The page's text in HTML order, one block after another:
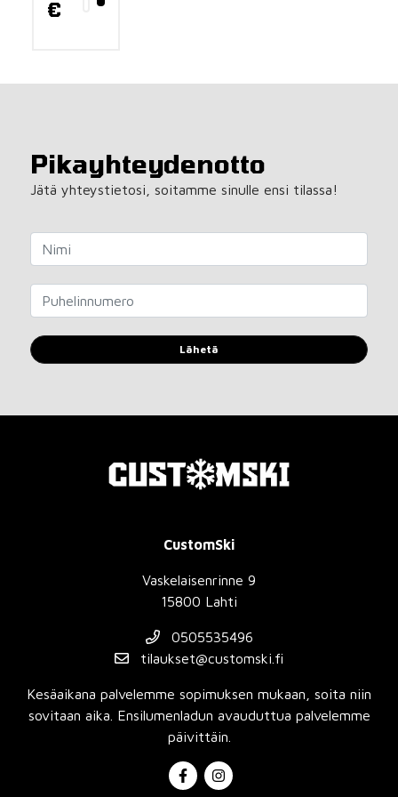
€
Pikayhteydenotto
Jätä yhteystietosi, soitamme sinulle ensi tilassa!
Lähetä
CustomSki
Vaskelaisenrinne 9
15800 Lahti
0505535496
tilaukset@customski.fi
Kesäaikana palvelemme sopimuksen mukaan, soita niin
sovitaan aika. Ensilumenladun avauduttua palvelemme
päivittäin.